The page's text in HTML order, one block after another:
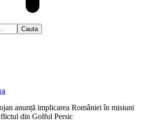
anunță implicarea României în misiuni
din Golful Persic